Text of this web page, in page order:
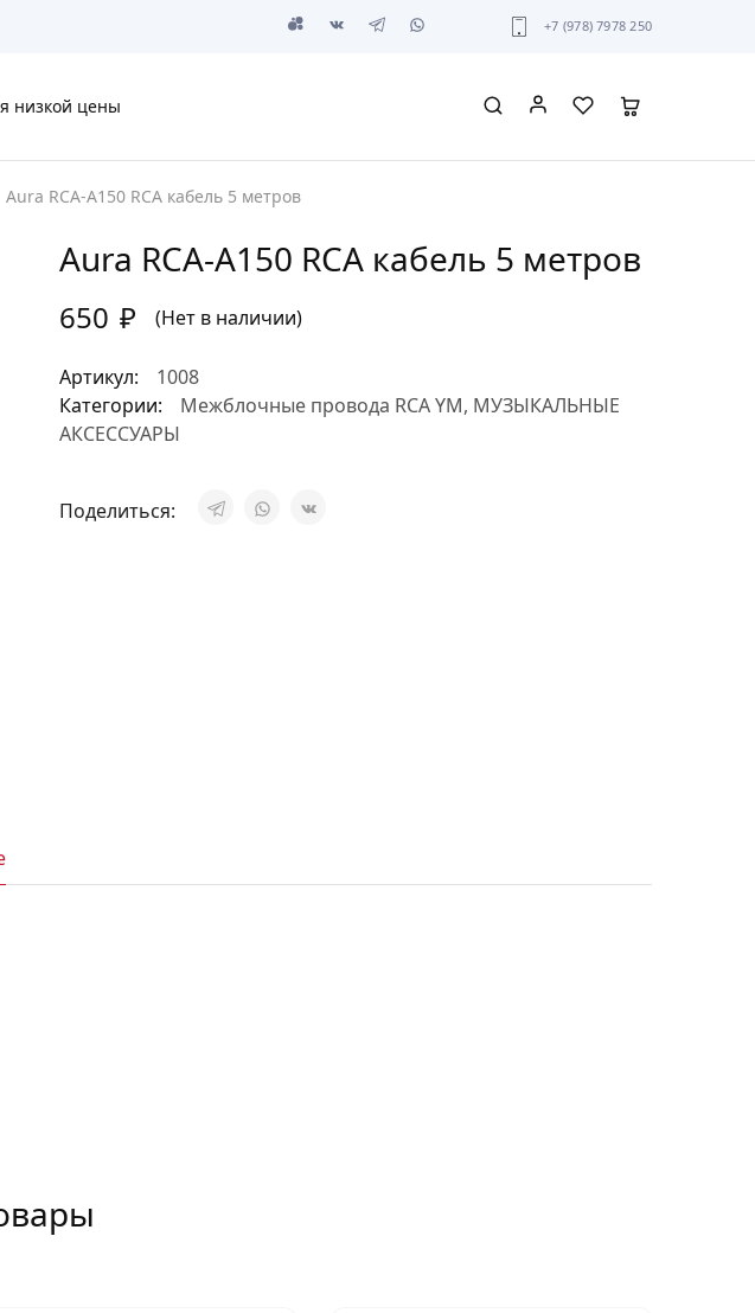
+7 (978) 7978 250
низкой цены
Aura RCA-A150 RCA кабель 5 метров
Aura RCA-A150 RCA кабель 5 метров
650 ₽ (Нет в наличии)
Артикул:
1008
Категории:
Межблочные провода RCA YM, МУЗЫКАЛЬНЫЕ
АКСЕССУАРЫ
Поделиться: